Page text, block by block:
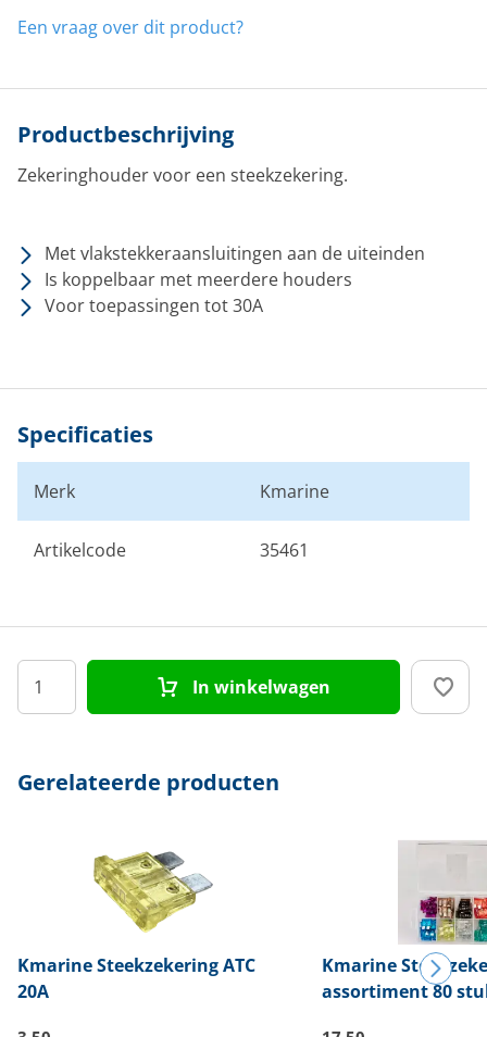
Een vraag over dit product?
Productbeschrijving
Zekeringhouder voor een steekzekering.
Met vlakstekkeraansluitingen aan de uiteinden
Is koppelbaar met meerdere houders
Voor toepassingen tot 30A
Specificaties
Merk Kmarine
Artikelcode 35461
In winkelwagen
Gerelateerde producten
KmarineSteekzekering ATC
20A
Kmarine
assortiment 80